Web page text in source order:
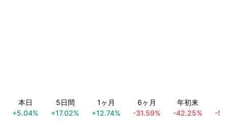
本日
+5.04%
5日間
+17.02%
1ヶ月
+12.74%
6ヶ月
-31.59%
年初来
-42.25%
-